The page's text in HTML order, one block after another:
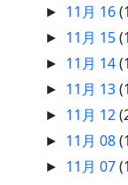
► 11月 16
► 11月 15
► 11月 14
► 11月 13
► 11月 12
► 11月 08
► 11月 07